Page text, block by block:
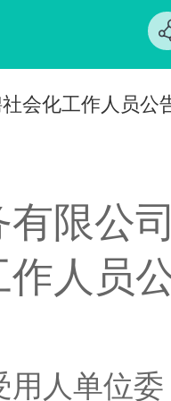
会化工作人员公
限公司
人员
用人单位委